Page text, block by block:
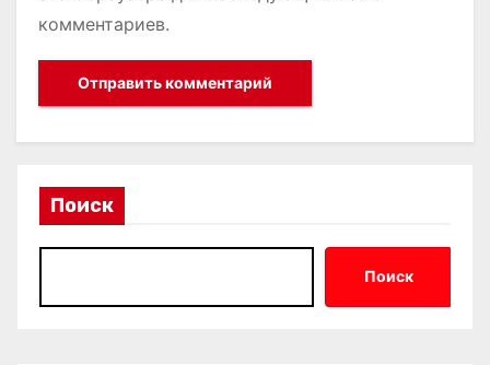
комментариев.
Поиск
Поиск